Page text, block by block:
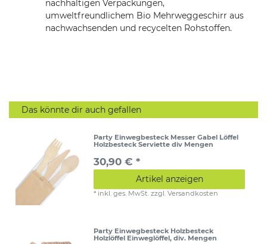
nachhaltigen Verpackungen,
umweltfreundlichem Bio Mehrweggeschirr aus
nachwachsenden und recycelten Rohstoffen.
Das könnte dir auch gefallen
Party Einwegbesteck Messer Gabel Löffel
Holzbesteck Serviette div Mengen
30,90 € *
Artikel anzeigen
* inkl. ges. MwSt. zzgl.Versandkosten
Party Einwegbesteck Holzbesteck
Holzlöffel Einweglöffel, div. Mengen